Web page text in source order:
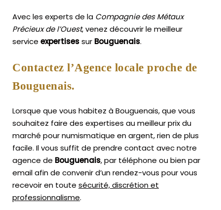
Avec les experts de la Compagnie des Métaux
Précieux de l’Ouest, venez découvrir le meilleur
service expertisessur Bouguenais.
Contactez l’Agence locale proche de
Bouguenais.
Lorsque que vous habitez à Bouguenais, que vous
souhaitez faire des expertises au meilleur prix du
marché pour numismatique en argent, rien de plus
facile. Il vous suffit de prendre contact avec notre
agence de Bouguenais, par téléphone ou bien par
email afin de convenir d’un rendez-vous pour vous
recevoir en toute sécurité, discrétion et
professionnalisme.